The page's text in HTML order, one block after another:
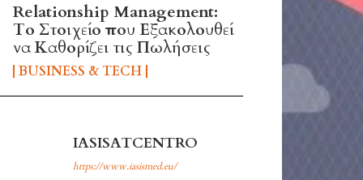
Relationship Management:
Το Στοιχείο που Εξακολουθεί
να Καθορίζει τις Πωλήσεις
BUSINESS & TECH
IASISATCENTRO
https://www.iasismed.eu/